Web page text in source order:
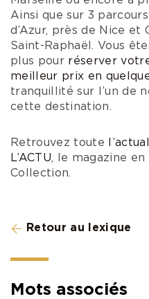
Ainsi que sur 3
d’Azur, près de Nice et
Saint-Raphaël. Vous
plus pour réserver
meilleur prix en
tranquillité sur l’un de
cette destination.
Retrouvez toute
L’ACTU, le magazine
Collection.
Retour au lexique
Mots associés